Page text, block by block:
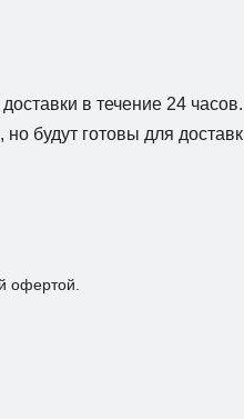
в течение 24 часов.
будут готовы для
офертой.